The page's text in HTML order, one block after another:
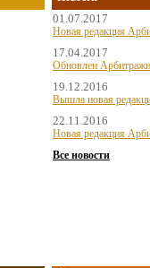
01.07.2017
Новая редакция
17.04.2017
Обновлен
19.12.2016
Вышла новая
22.11.2016
Новая редакция
Все новости